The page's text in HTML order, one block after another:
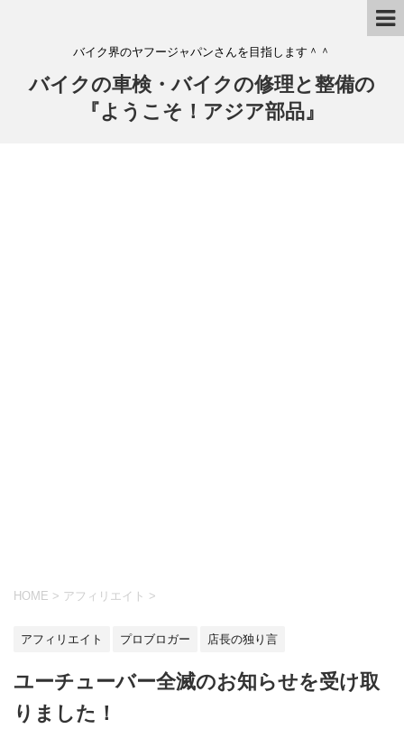
バイク界のヤフージャパンさんを目指します＾＾
バイクの車検・バイクの修理と整備の
『ようこそ！アジア部品』
HOME > アフィリエイト >
アフィリエイト プロブロガー 店長の独り言
ユーチューバー全滅のお知らせを受け取
りました！